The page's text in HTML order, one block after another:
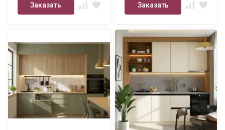
Заказать Заказать